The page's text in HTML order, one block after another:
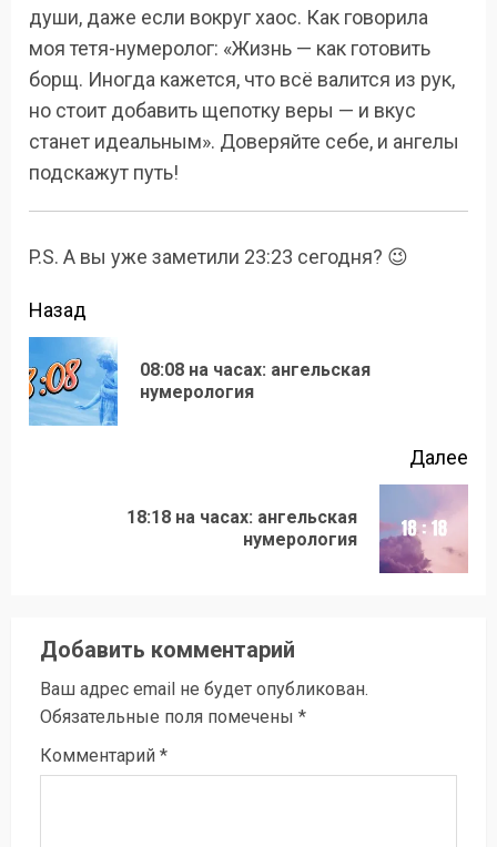
души, даже если вокруг хаос. Как говорила
моя тетя-нумеролог: «Жизнь — как готовить
борщ. Иногда кажется, что всё валится из рук,
но стоит добавить щепотку веры — и вкус
станет идеальным». Доверяйте себе, и ангелы
подскажут путь!
P.S. А вы уже заметили 23:23 сегодня? 😉
Продолжить
чтение
Назад
08:08 на часах: ангельская
нумерология
Далее
Следующая18:18 на часах: ангельская
нумерология
Добавить комментарий
Ваш адрес email не будет опубликован.
Обязательные поля помечены *
Комментарий *